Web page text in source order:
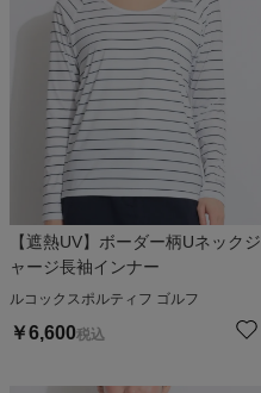
【遮熱UV】ボーダー柄Uネックジ
ャージ長袖インナー
ルコックスポルティフ ゴルフ
￥6,600税込